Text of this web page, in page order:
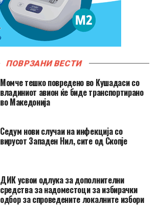
ПОВРЗАНИ ВЕСТИ
Момче тешко повредено во Кушадаси со
владиниот авион ќе биде транспортирано
во Македонија
Седум нови случаи на инфекција со
вирусот Западен Нил, сите од Скопје
ДИК усвои одлука за дополнителни
средства за надоместоци за избирачки
одбор за спроведените локалните избори